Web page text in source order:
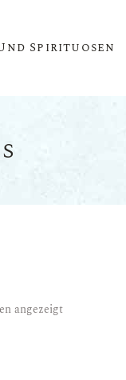
Spirituosen
angezeigt